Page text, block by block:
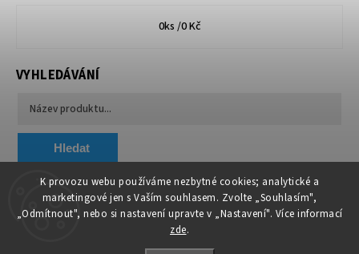
K provozu webu používáme nezbytné cookies; analytické a
marketingové jen s Vaším souhlasem. Zvolte „Souhlasím",
„Odmítnout", nebo si nastavení upravte v „Nastavení". Více informací
zde.
0ks /0 Kč
VYHLEDÁVÁNÍ
Hledat
Chytit a koupit VA & MA, s.r.o.